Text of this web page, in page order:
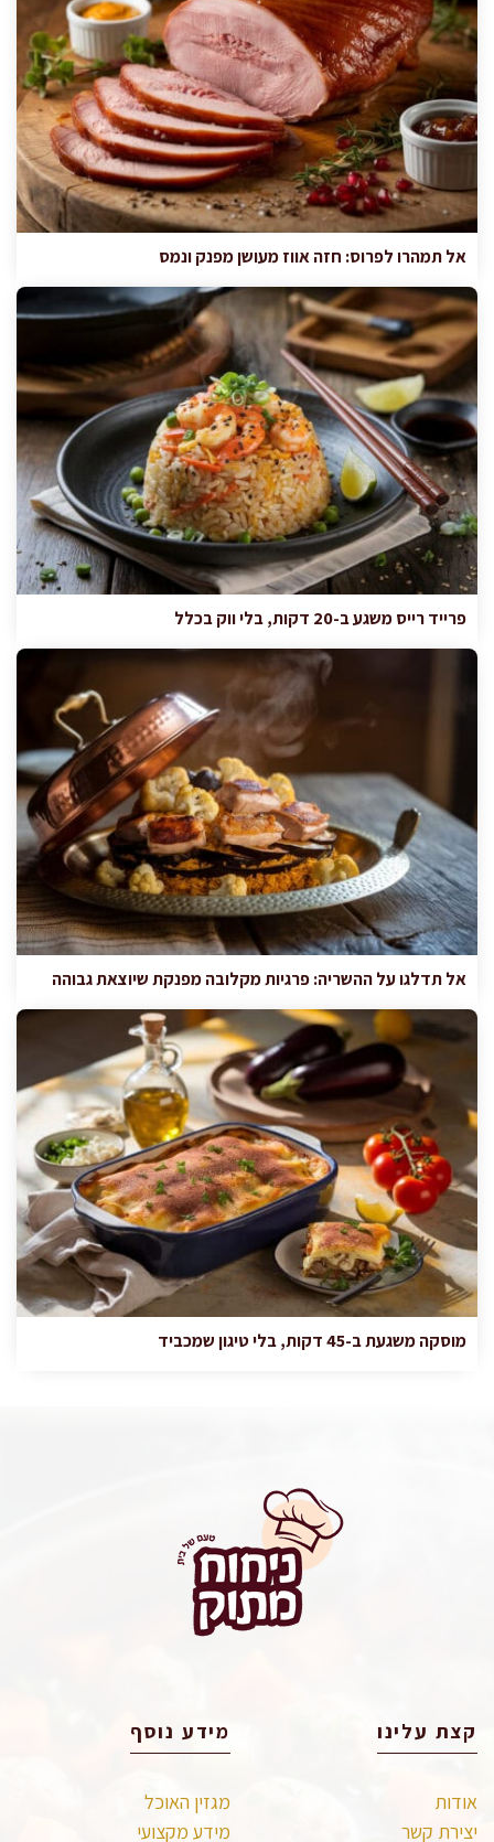
אל תמהרו לפרוס: חזה אווז מעושן מפנק ונמס
פרייד רייס משגע ב-20 דקות, בלי ווק בכלל
אל תדלגו על ההשריה: פרגיות מקלובה מפנקת שיוצאת גבוהה
מוסקה משגעת ב-45 דקות, בלי טיגון שמכביד
קצת עלינו
אודות
יצירת קשר
מידע נוסף
מגזין האוכל
מידע מקצועי